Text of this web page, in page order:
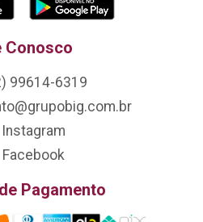
Conosco
99614-6319
Instagram
Facebook
Pagamento